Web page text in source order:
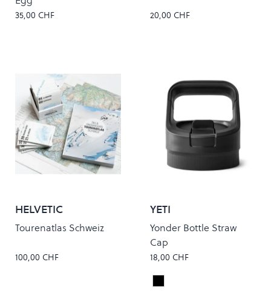
HELVETIC
BACKCOUNTRY
Tourenatlas Schweiz
100,00 CHF
YETI
Yonder Bottle Straw
Cap
18,00 CHF
Colour
Black
35,00 CHF 20,00 CHF